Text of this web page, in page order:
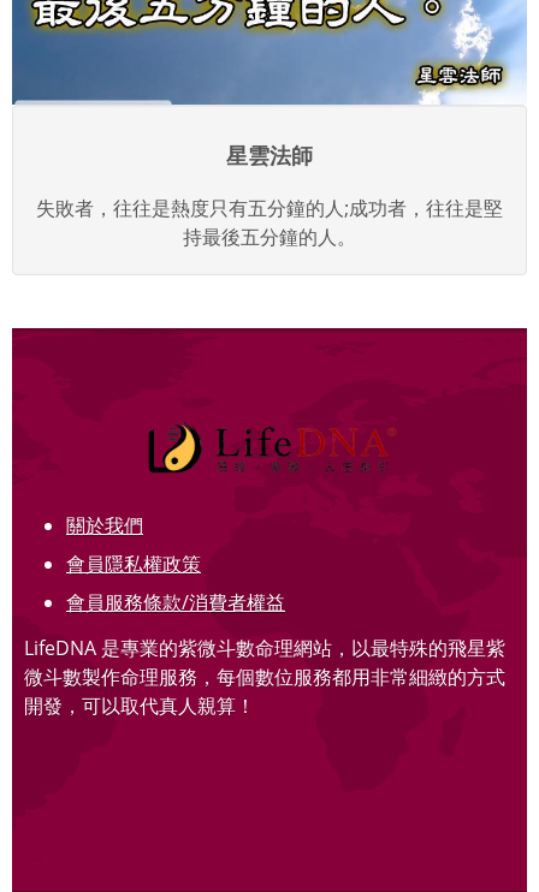
星雲法師
失敗者，往往是熱度只有五分鐘的人;成功者，往往是堅
持最後五分鐘的人。
關於我們
會員隱私權政策
會員服務條款/消費者權益
LifeDNA 是專業的紫微斗數命理網站，以最特殊的飛星紫
微斗數製作命理服務，每個數位服務都用非常細緻的方式
開發，可以取代真人親算！